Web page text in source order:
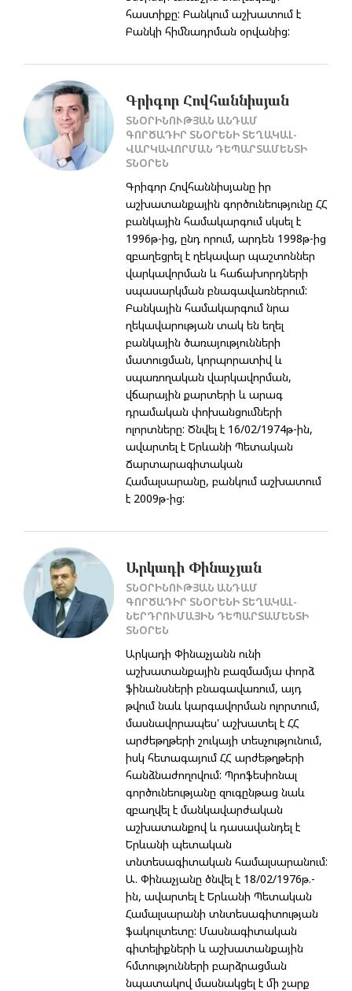
հաստիքը: Բանկում աշխատում է
Բանկի հիմնադրման օրվանից:
Գրիգոր Հովհաննիսյան
ՏՆՕՐԻՆՈՒԹՅԱՆ ԱՆԴԱՄ
ԳՈՐԾԱԴԻՐ ՏՆՕՐԵՆԻ ՏԵՂԱԿԱԼ-
ՎԱՐԿԱՎՈՐՄԱՆ ԴԵՊԱՐՏԱՄԵՆՏԻ
ՏՆՕՐԵՆ
Գրիգոր Հովհաննիսյանը իր
աշխատանքային գործունեությունը ՀՀ
բանկային համակարգում սկսել է
1996թ-ից, ընդ որում, արդեն 1998թ-ից
զբաղեցրել է ղեկավար պաշտոններ
վարկավորման և հաճախորդների
սպասարկման բնագավառներում:
Բանկային համակարգում նրա
ղեկավարության տակ են եղել
բանկային ծառայությունների
մատուցման, կորպորատիվ և
սպառողական վարկավորման,
վճարային քարտերի և արագ
դրամական փոխանցումների
ոլորտները: Ծնվել է 16/02/1974թ-ին,
ավարտել է Երևանի Պետական
Ճարտարագիտական
Համալսարանը, բանկում աշխատում
է 2009թ-ից:
Արկադի Փինաչյան
ՏՆՕՐԻՆՈՒԹՅԱՆ ԱՆԴԱՄ
ԳՈՐԾԱԴԻՐ ՏՆՕՐԵՆԻ ՏԵՂԱԿԱԼ-
ՆԵՐԴՐՈՒՄԱՅԻՆ ԴԵՊԱՐՏԱՄԵՆՏԻ
ՏՆՕՐԵՆ
Արկադի Փինաչյանն ունի
աշխատանքային բազմամյա փորձ
ֆինանսների բնագավառում, այդ
թվում նաև կարգավորման ոլորտում,
մասնավորապես' աշխատել է ՀՀ
արժեթղթերի շուկայի տեսչությունում,
իսկ հետագայում ՀՀ արժեթղթերի
հանձնաժողովում: Պրոֆեսիոնալ
գործունեությանը զուգընթաց նաև
զբաղվել է մանկավարժական
աշխատանքով և դասավանդել է
Երևանի պետական
տնտեսագիտական համալսարանում:
Ա. Փինաչյանը ծնվել է 18/02/1976թ.-
ին, ավարտել է Երևանի Պետական
Համալսարանի տնտեսագիտության
ֆակուլտետը: Մասնագիտական
գիտելիքների և աշխատանքային
հմտությունների բարձրացման
նպատակով մասնակցել է մի շարք